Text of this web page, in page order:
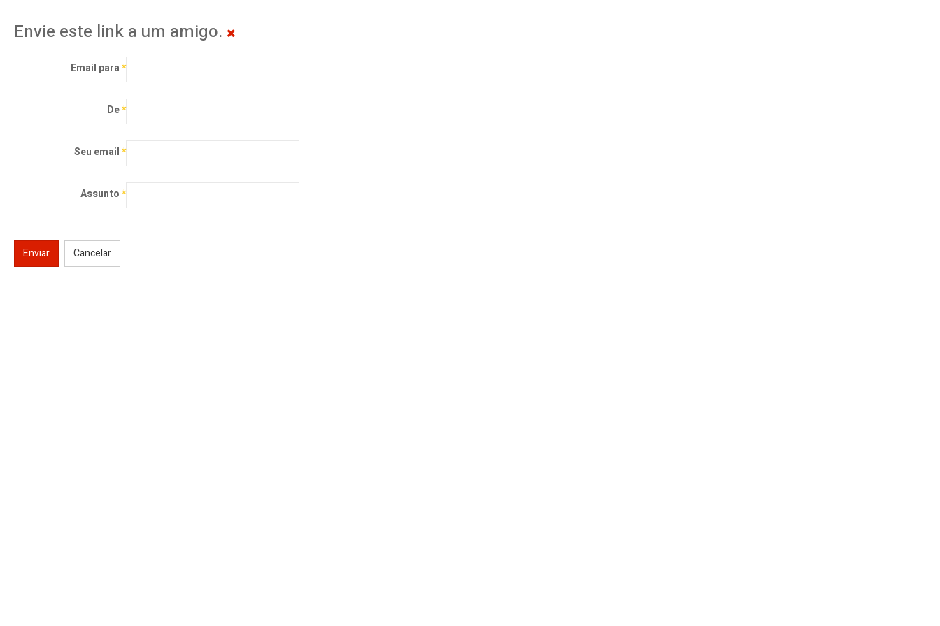
Envie este link a um amigo.
Email para*
De*
Seu email*
Assunto*
Enviar Cancelar